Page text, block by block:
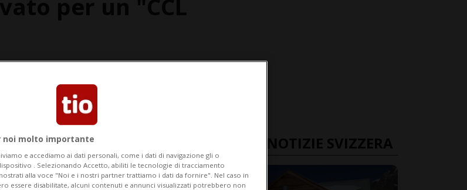
ULTIME NOTIZIE SVIZZERA
noi molto importante
e accediamo ai dati personali, come i dati di navigazione gli o
. Selezionando Accetto, abiliti le tecnologie di tracciamento
alla voce "Noi e i nostri partner trattiamo i dati da fornire". Nel caso in
essere disabilitate, alcuni contenuti e annunci visualizzati potrebbero non